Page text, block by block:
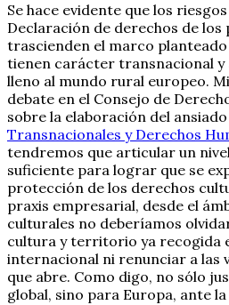
Se hace evidente que los
Declaración de derechos de los
trascienden el marco
tienen carácter transnacional y
lleno al mundo rural europeo.
debate en el Consejo de
sobre la elaboración del
Transnacionales y Derechos
tendremos que articular un
suficiente para lograr que se
protección de los derechos
praxis empresarial, desde el
culturales no deberíamos
cultura y territorio ya recogida
internacional ni renunciar a las
que abre. Como digo, no sólo
global, sino para Europa, ante